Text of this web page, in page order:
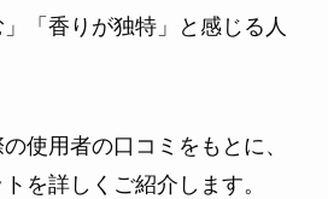
「香りが独特」と感じる人
使用者の口コミをもとに、
を詳しくご紹介します。